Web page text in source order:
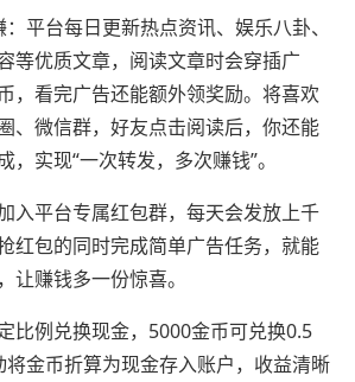
平台每日更新热点资讯、娱乐八卦、
等优质文章，阅读文章时会穿插广
，看完广告还能额外领奖励。将喜欢
、微信群，好友点击阅读后，你还能
，实现“一次转发，多次赚钱”。
入平台专属红包群，每天会发放上千
红包的同时完成简单广告任务，就能
让赚钱多一份惊喜。
比例兑换现金，5000金币可兑换0.5
金币折算为现金存入账户，收益清晰